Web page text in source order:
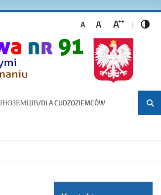
DLA CUDZOZIEMCÓW